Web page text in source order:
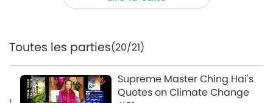
pour sauver votre peuple. Et si vous ne le
tué des humains, pas seulement des
animaux. Je vous dis la vérité.
Soyez Végan, Faites la Paix
Toutes les parties(20/21)
Supreme Master Ching Hai's
Quotes on Climate Change